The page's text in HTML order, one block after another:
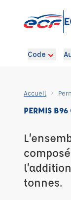
Code
Accueil
PERMIS B96
tonnes.